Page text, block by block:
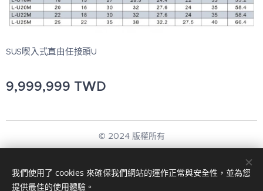
SUS喫入式直由任接頭U
9,999,999 TWD
© 2024 版權所有
回首頁
Cookies
我們使用了 cookies 來確保我們網站的運作正常與安全性，並為您
提供最佳的使用體驗。